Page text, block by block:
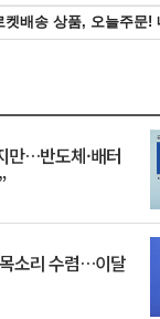
만…반도체·배터
소리 수렴…이달